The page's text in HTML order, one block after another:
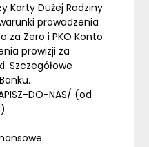
Karty Dużej Rodziny
prowadzenia
za Zero i PKO Konto
prowizji za
Szczegółowe
DO-NAS/ (od